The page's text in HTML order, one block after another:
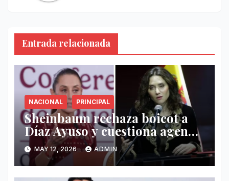
Entrada relacionada
NACIONAL PRINCIPAL
Sheinbaum rechaza boicot a
Díaz Ayuso y cuestiona agenda
de funcionaria española
MAY 12, 2026 ADMIN